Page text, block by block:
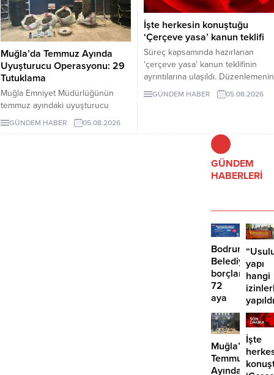
kaçınılması çağrısında bulunuldu.
Muğla’da Temmuz Ayında
Uyuşturucu Operasyonu: 29
Tutuklama
Muğla Emniyet Müdürlüğünün
temmuz ayındaki uyuşturucu
operasyonlarında 243 şüpheli
gözaltına alındı, 29 kişi tutuklandı.
GÜNDEM HABER 05.08.2026
İşte herkesin konuştuğu
‘Çerçeve yasa’ kanun teklifi
Süreç kapsamında hazırlanan
'çerçeve yasa' kanun teklifinin
ayrıntılarına ulaşıldı. Düzenlemenin
uygulanması Milli Güvenlik
Kurulu’nun PKK/KCK ile bağlantılı
tespit etmesi şartına bağlanıyor.
GÜNDEM HABER 05.08.2026
GÜNDEM
HABERLERİ
Bodrum
borçlara
72
aya
kadar
taksit
yapı
hangi
Muğla’da
Temmuz
Ayında
İşte